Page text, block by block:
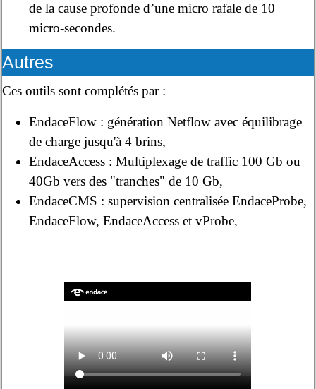
de la cause profonde d’une micro rafale de 10
micro-secondes.
Autres
Ces outils sont complétés par :
EndaceFlow : génération Netflow avec équilibrage
de charge jusqu'à 4 brins,
EndaceAccess : Multiplexage de traffic 100 Gb ou
40Gb vers des "tranches" de 10 Gb,
EndaceCMS : supervision centralisée EndaceProbe,
EndaceFlow, EndaceAccess et vProbe,